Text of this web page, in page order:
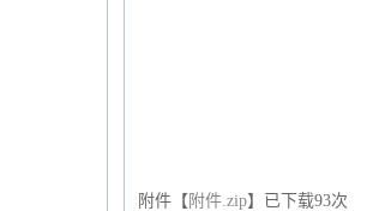
附件【 附件.zip】已下载93次